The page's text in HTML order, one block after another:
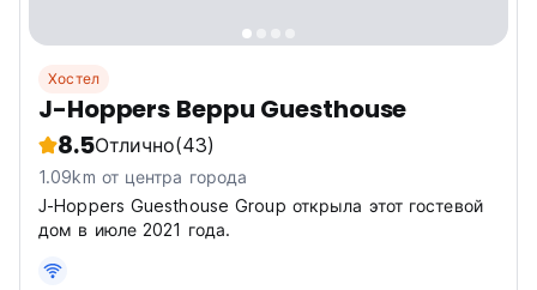
Хостел
J-Hoppers Beppu Guesthouse
8.5Отлично(43)
1.09km от центра города
J-Hoppers Guesthouse Group открыла этот гостевой
дом в июле 2021 года.